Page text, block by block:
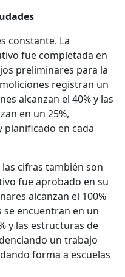
constante. La
fue completada en
preliminares para la
registran un
alcanzan el 40% y las
en un 25%,
en cada
cifras también son
fue aprobado en su
alcanzan el 100%
se encuentran en un
y las estructuras de
un trabajo
forma a escuelas